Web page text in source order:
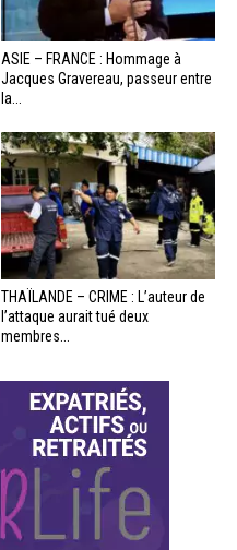
ASIE – FRANCE : Hommage à
Jacques Gravereau, passeur entre
la...
THAÏLANDE – CRIME : L’auteur de
l’attaque aurait tué deux
membres...